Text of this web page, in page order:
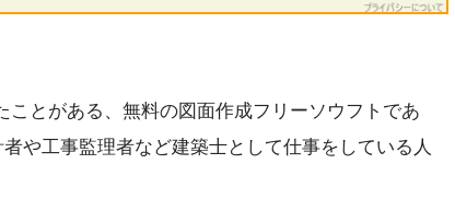
とがある、無料の図面作成フリーソウフトであ
や工事監理者など建築士として仕事をしている人